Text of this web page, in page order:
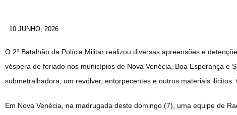
10 JUNHO, 2026
O 2º Batalhão da Polícia Militar realizou diversas apreensões e
véspera de feriado nos municípios de Nova Venécia, Boa Esperança e
submetralhadora, um revólver, entorpecentes e outros materiais ilícitos.
Em Nova Venécia, na madrugada deste domingo (7), uma equipe de